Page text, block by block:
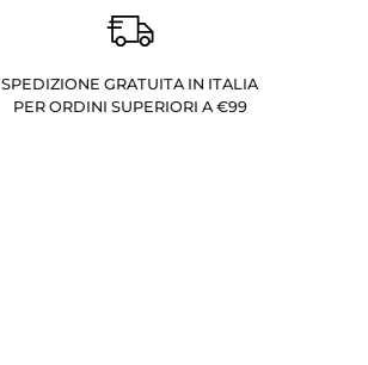
SPEDIZIONE GRATUITA IN ITALIA
PER ORDINI SUPERIORI A €99